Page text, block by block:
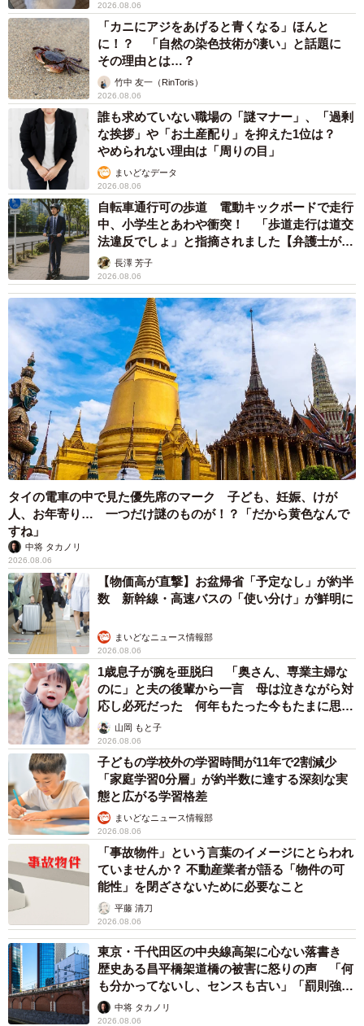
▽X（旧Twitter）
https://x.com/h_haseco301
▽公式ホームページ
https://hanada-haseco.com/
2026.08.06
「カニにアジをあげると青くなる」ほんと
に！？ 「自然の染色技術が凄い」と話題に
その理由とは…？
竹中 友一（RinToris）
2026.08.06
誰も求めていない職場の「謎マナー」、「過剰
な挨拶」や「お土産配り」を抑えた1位は？
やめられない理由は「周りの目」
まいどなデータ
2026.08.06
自転車通行可の歩道 電動キックボードで走行
中、小学生とあわや衝突！ 「歩道走行は道交
法違反でしょ」と指摘されました【弁護士が解
説】長澤 芳子
2026.08.06
タイの電車の中で見た優先席のマーク 子ども、妊娠、けが
人、お年寄り… 一つだけ謎のものが！？「だから黄色なんで
すね」
中将 タカノリ
2026.08.06
【物価高が直撃】お盆帰省「予定なし」が約半
数 新幹線・高速バスの「使い分け」が鮮明に
まいどなニュース情報部
2026.08.06
1歳息子が腕を亜脱臼 「奥さん、専業主婦な
のに」と夫の後輩から一言 母は泣きながら対
応し必死だった 何年もたった今もたまに思い
出し…山岡 もと子
2026.08.06
子どもの学校外の学習時間が11年で2割減少
「家庭学習0分層」が約半数に達する深刻な実
態と広がる学習格差
まいどなニュース情報部
2026.08.06
「事故物件」という言葉のイメージにとらわれ
ていませんか？ 不動産業者が語る「物件の可
能性」を閉ざさないために必要なこと
平藤 清刀
2026.08.06
東京・千代田区の中央線高架に心ない落書き
歴史ある昌平橋架道橋の被害に怒りの声 「何
も分かってないし、センスも古い」「罰則強化
して」中将 タカノリ
2026.08.06